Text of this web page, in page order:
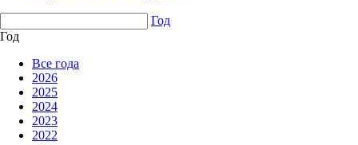
Год
Год
Все года
2026
2025
2024
2023
2022